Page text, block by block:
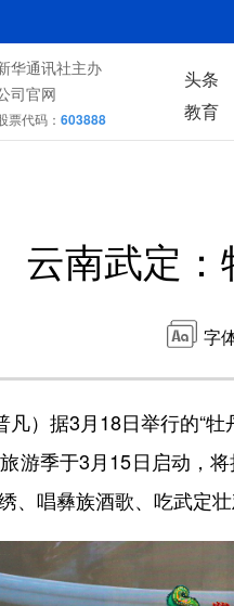
华通讯社主办
司官网
票代码： 603888
头条
教育
云南武定
字
据3月18日举行的“牡
游季于3月15日启动，
唱彝族酒歌、吃武定壮